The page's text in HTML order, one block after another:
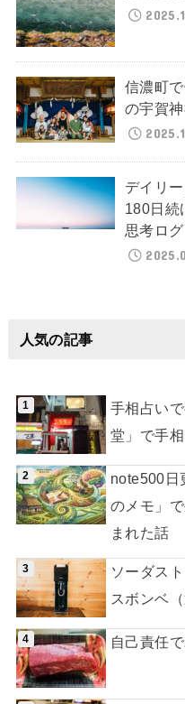
信濃町
の宇賀
デイリ
180日続
思考ログ
人気の記事
手相占い
堂」で手
note500日
のメモ」
まれた話
ソーダス
スボンベ
自己責任